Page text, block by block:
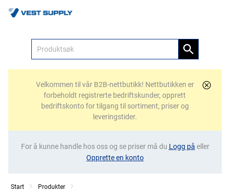
Velkommen til vår B2B-nettbutikk! Nettbutikken er
forbeholdt registrerte bedriftskunder, opprett
bedriftskonto for tilgang til sortiment, priser og
leveringstider.
For å kunne handle hos oss og se priser må du Logg på eller
Opprette en konto
Start
Produkter